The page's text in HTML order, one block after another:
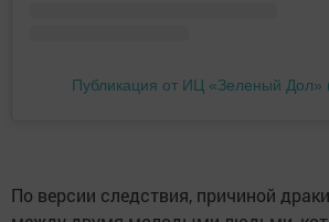
Публикация от ИЦ «Зеленый Дол»
По версии следствия, причиной